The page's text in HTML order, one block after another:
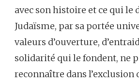
avec son histoire et ce qui le
Judaïsme, par sa portée
valeurs d’ouverture,
solidarité qui le fondent, ne
reconnaître dans l’exclusion